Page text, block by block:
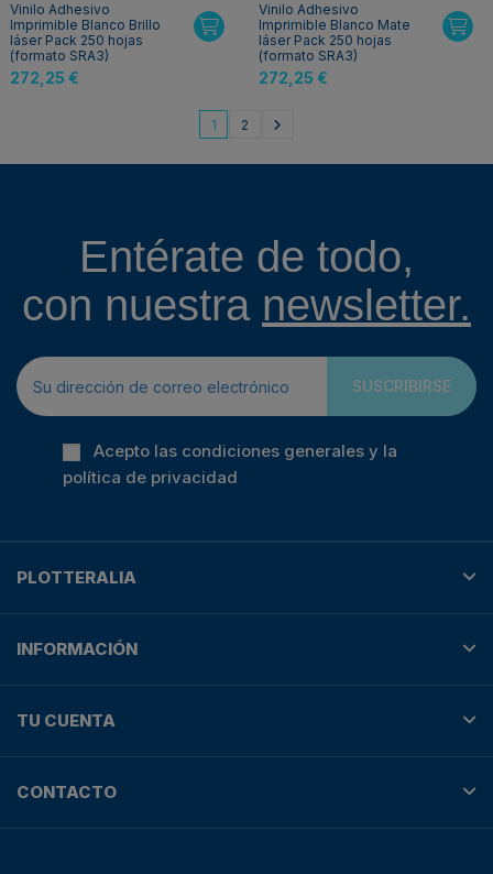
Vinilo Adhesivo
Imprimible Blanco Brillo
láser Pack 250 hojas
(formato SRA3)
272,25 €
Vinilo Adhesivo
Imprimible Blanco Mate
láser Pack 250 hojas
(formato SRA3)
272,25 €
1 2
Entérate de todo,
con nuestra newsletter.
SUSCRIBIRSE
Acepto las condiciones generales y la
política de privacidad
PLOTTERALIA
INFORMACIÓN
TU CUENTA
CONTACTO